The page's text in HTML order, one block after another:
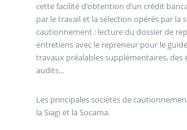
cette facilité d’obtention d’un crédit
par le travail et la sélection opérés par la
cautionnement : lecture du dossier de
entretiens avec le repreneur pour le
travaux préalables supplémentaires, des
audits...
Les principales sociétés de
la Siagi et la Socama.